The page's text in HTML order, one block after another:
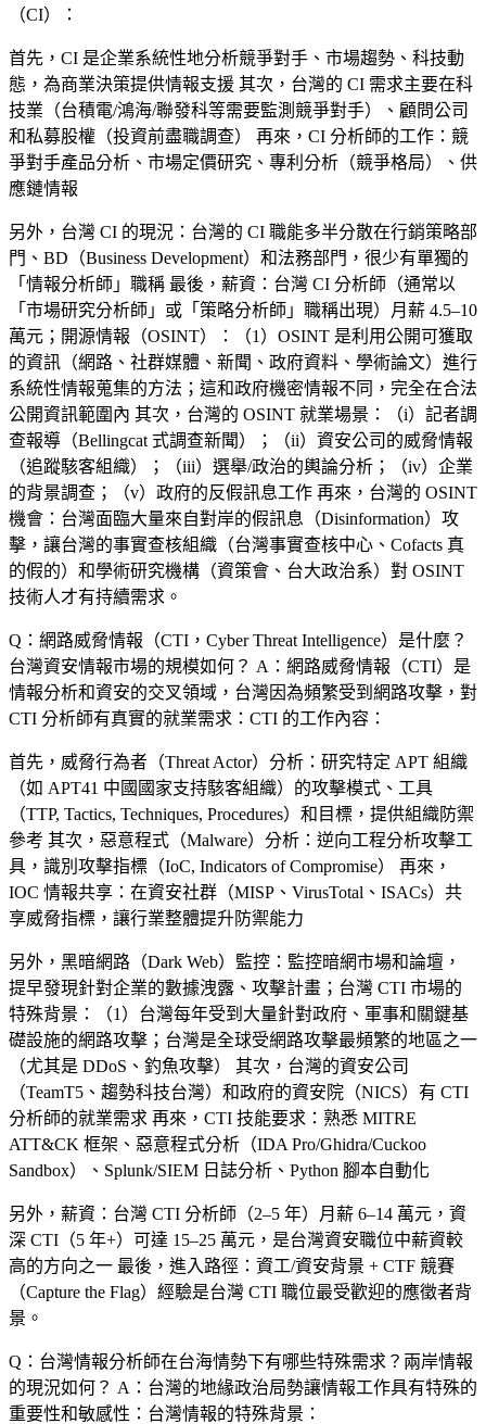
（CI）：
首先，CI 是企業系統性地分析競爭對手、市場趨勢、科技動
態，為商業決策提供情報支援 其次，台灣的 CI 需求主要在科
技業（台積電/鴻海/聯發科等需要監測競爭對手）、顧問公司
和私募股權（投資前盡職調查） 再來，CI 分析師的工作：競
爭對手產品分析、市場定價研究、專利分析（競爭格局）、供
應鏈情報
另外，台灣 CI 的現況：台灣的 CI 職能多半分散在行銷策略部
門、BD（Business Development）和法務部門，很少有單獨的
「情報分析師」職稱 最後，薪資：台灣 CI 分析師（通常以
「市場研究分析師」或「策略分析師」職稱出現）月薪 4.5–10
萬元；開源情報（OSINT）：（1）OSINT 是利用公開可獲取
的資訊（網路、社群媒體、新聞、政府資料、學術論文）進行
系統性情報蒐集的方法；這和政府機密情報不同，完全在合法
公開資訊範圍內 其次，台灣的 OSINT 就業場景：（i）記者調
查報導（Bellingcat 式調查新聞）；（ii）資安公司的威脅情報
（追蹤駭客組織）；（iii）選舉/政治的輿論分析；（iv）企業
的背景調查；（v）政府的反假訊息工作 再來，台灣的 OSINT
機會：台灣面臨大量來自對岸的假訊息（Disinformation）攻
擊，讓台灣的事實查核組織（台灣事實查核中心、Cofacts 真
的假的）和學術研究機構（資策會、台大政治系）對 OSINT
技術人才有持續需求。
Q：網路威脅情報（CTI，Cyber Threat Intelligence）是什麼？
台灣資安情報市場的規模如何？ A：網路威脅情報（CTI）是
情報分析和資安的交叉領域，台灣因為頻繁受到網路攻擊，對
CTI 分析師有真實的就業需求：CTI 的工作內容：
首先， 威脅行為者（Threat Actor）分析 ：研究特定 APT 組織
（如 APT41 中國國家支持駭客組織）的攻擊模式、工具
（TTP, Tactics, Techniques, Procedures）和目標，提供組織防禦
參考 其次， 惡意程式（Malware）分析 ：逆向工程分析攻擊工
具，識別攻擊指標（IoC, Indicators of Compromise） 再來，
IOC 情報共享 ：在資安社群（MISP、VirusTotal、ISACs）共
享威脅指標，讓行業整體提升防禦能力
另外， 黑暗網路（Dark Web）監控 ：監控暗網市場和論壇，
提早發現針對企業的數據洩露、攻擊計畫；台灣 CTI 市場的
特殊背景：（1）台灣每年受到大量針對政府、軍事和關鍵基
礎設施的網路攻擊；台灣是全球受網路攻擊最頻繁的地區之一
（尤其是 DDoS、釣魚攻擊） 其次，台灣的資安公司
（TeamT5、趨勢科技台灣）和政府的資安院（NICS）有 CTI
分析師的就業需求 再來，CTI 技能要求：熟悉 MITRE
ATT&CK 框架、惡意程式分析（IDA Pro/Ghidra/Cuckoo
Sandbox）、Splunk/SIEM 日誌分析、Python 腳本自動化
另外，薪資：台灣 CTI 分析師（2–5 年）月薪 6–14 萬元，資
深 CTI（5 年+）可達 15–25 萬元，是台灣資安職位中薪資較
高的方向之一 最後，進入路徑：資工/資安背景 + CTF 競賽
（Capture the Flag）經驗是台灣 CTI 職位最受歡迎的應徵者背
景。
Q：台灣情報分析師在台海情勢下有哪些特殊需求？兩岸情報
的現況如何？ A：台灣的地緣政治局勢讓情報工作具有特殊的
重要性和敏感性：台灣情報的特殊背景：